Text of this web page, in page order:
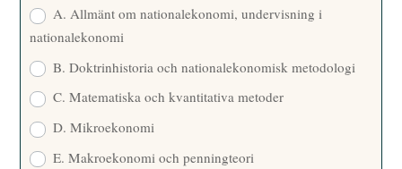
A. Allmänt om nationalekonomi, undervisning i
nationalekonomi
B. Doktrinhistoria och nationalekonomisk metodologi
C. Matematiska och kvantitativa metoder
D. Mikroekonomi
E. Makroekonomi och penningteori